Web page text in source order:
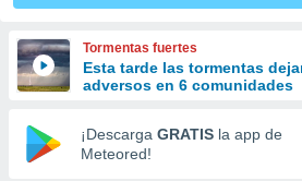
y
forma
digital
basada
Tormentas fuertes
Esta tarde las tormentas
adversos en 6 comunidades
¡Descarga GRATIS la app de
Meteored!